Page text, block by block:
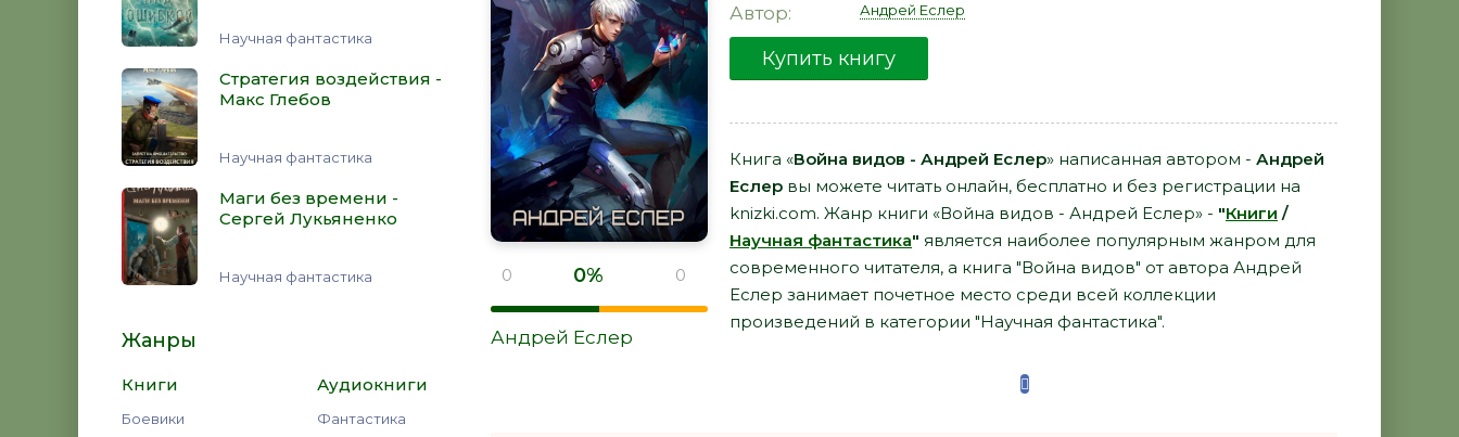
Научная фантастика
Стратегия воздействия -
Макс Глебов
Научная фантастика
Маги без времени -
Сергей Лукьяненко
Научная фантастика
Жанры
Книги
Боевики
Аудиокниги
Фантастика
0 0% 0
Андрей Еслер
Автор: Андрей Еслер
Купить книгу
Книга «Война видов - Андрей Еслер» написанная автором - Андрей
Еслер вы можете читать онлайн, бесплатно и без регистрации на
knizki.com. Жанр книги «Война видов - Андрей Еслер» - "Книги /
Научная фантастика" является наиболее популярным жанром для
современного читателя, а книга "Война видов" от автора Андрей
Еслер занимает почетное место среди всей коллекции
произведений в категории "Научная фантастика".